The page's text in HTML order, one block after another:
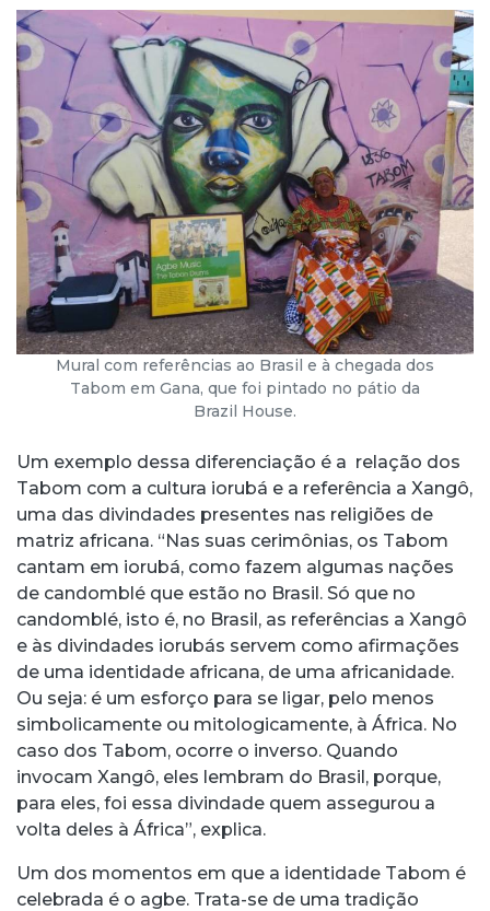
Mural com referências ao Brasil e à chegada dos
Tabom em Gana, que foi pintado no pátio da
Brazil House.
Um exemplo dessa diferenciação é a relação dos
Tabom com a cultura iorubá e a referência a Xangô,
uma das divindades presentes nas religiões de
matriz africana. “Nas suas cerimônias, os Tabom
cantam em iorubá, como fazem algumas nações
de candomblé que estão no Brasil. Só que no
candomblé, isto é, no Brasil, as referências a Xangô
e às divindades iorubás servem como afirmações
de uma identidade africana, de uma africanidade.
Ou seja: é um esforço para se ligar, pelo menos
simbolicamente ou mitologicamente, à África. No
caso dos Tabom, ocorre o inverso. Quando
invocam Xangô, eles lembram do Brasil, porque,
para eles, foi essa divindade quem assegurou a
volta deles à África”, explica.
Um dos momentos em que a identidade Tabom é
celebrada é o agbe. Trata-se de uma tradição